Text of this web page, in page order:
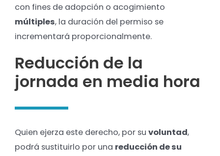
con fines de adopción o acogimiento
múltiples, la duración del permiso se
incrementará proporcionalmente.
Reducción de la
jornada en media hora
Quien ejerza este derecho, por su voluntad,
podrá sustituirlo por una reducción de su